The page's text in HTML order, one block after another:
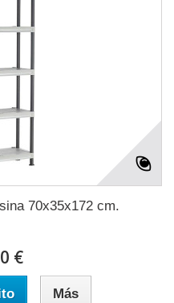
70x35x172 cm.
€
Más